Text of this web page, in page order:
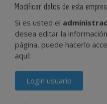
Modificar datos de esta
Si es usted el
desea editar la
página, puede hacerlo
aquí:
Login usuario